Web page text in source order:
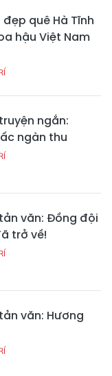
quê Hà Tĩnh
hậu Việt Nam
ngắn:
ngàn thu
văn: Đồng đội
trở về!
văn: Hương